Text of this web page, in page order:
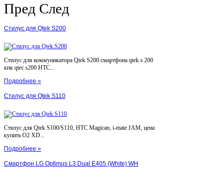
Пред След
Стилус для Qtek S200
Стилус для коммуникатора Qtek S200 смартфона qtek s 200
кпк qtec s200 HTC...
Подробнее »
Стилус для Qtek S110
Стилус для Qtek S100/S110, HTC Magican, i-mate JAM, цена
купить O2 XD...
Подробнее »
Смартфон LG Optimus L3 Dual E405 (White) WH